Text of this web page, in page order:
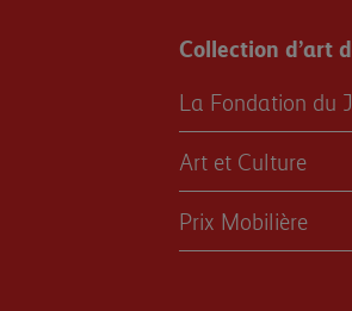
Collection d’art
La Fondation du
Art et Culture
Prix Mobilière